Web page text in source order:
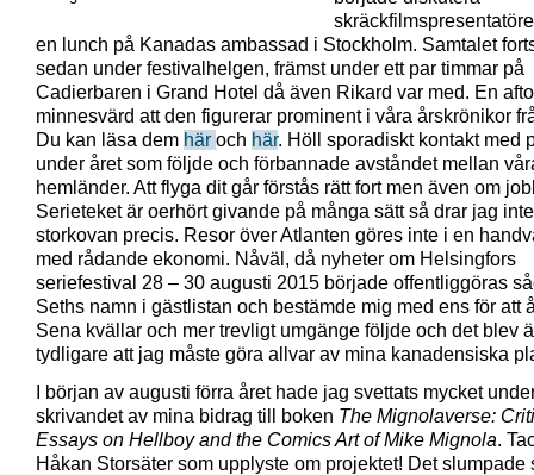
en lunch på Kanadas ambassad i Stockholm. Samtalet
sedan under festivalhelgen, främst under ett par timmar på
Cadierbaren i Grand Hotel då även Rikard var med. En
minnesvärd att den figurerar prominent i våra årskrönikor
Du kan läsa dem här och här. Höll sporadiskt kontakt med
under året som följde och förbannade avståndet mellan
hemländer. Att flyga dit går förstås rätt fort men även om
Serieteket är oerhört givande på många sätt så drar jag
storkovan precis. Resor över Atlanten göres inte i en
med rådande ekonomi. Nåväl, då nyheter om Helsingfors
seriefestival 28 – 30 augusti 2015 började offentliggöras
Seths namn i gästlistan och bestämde mig med ens för att
Sena kvällar och mer trevligt umgänge följde och det blev
tydligare att jag måste göra allvar av mina kanadensiska
I början av augusti förra året hade jag svettats mycket
skrivandet av mina bidrag till boken The Mignolaverse:
Essays on Hellboy and the Comics Art of Mike Mignola.
Håkan Storsäter som upplyste om projektet! Det slumpade